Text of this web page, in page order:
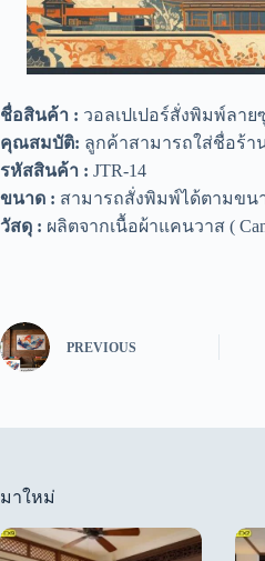
ชื่อสินค้า : วอลเปเปอร์สั่งพิมพ์ลา
คุณสมบัติ: ลูกค้าสามารถใส่ชื่อร้า
รหัสสินค้า : JTR-14
ขนาด : สามารถสั่งพิมพ์ได้ตามขน
วัสดุ : ผลิตจากเนื้อผ้าแคนวาส (
PREVIOUS
มาใหม่